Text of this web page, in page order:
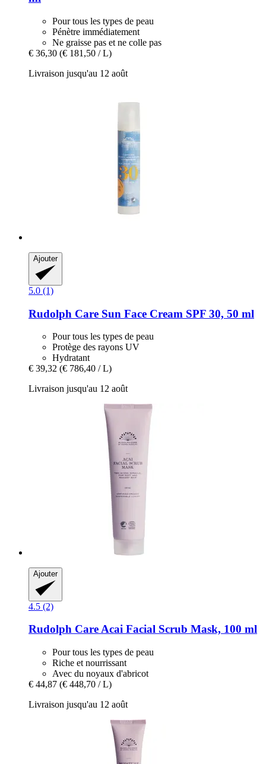
Pour tous les types de peau
Pénètre immédiatement
Ne graisse pas et ne colle pas
€ 36,30 (€ 181,50 / L)
Livraison jusqu'au 12 août
Ajouter
5.0 (1)
Rudolph Care Sun Face Cream SPF 30, 50 ml
Pour tous les types de peau
Protège des rayons UV
Hydratant
€ 39,32 (€ 786,40 / L)
Livraison jusqu'au 12 août
Ajouter
4.5 (2)
Rudolph CareAcai Facial Scrub Mask, 100 ml
Pour tous les types de peau
Riche et nourrissant
Avec du noyaux d'abricot
€ 44,87 (€ 448,70 / L)
Livraison jusqu'au 12 août